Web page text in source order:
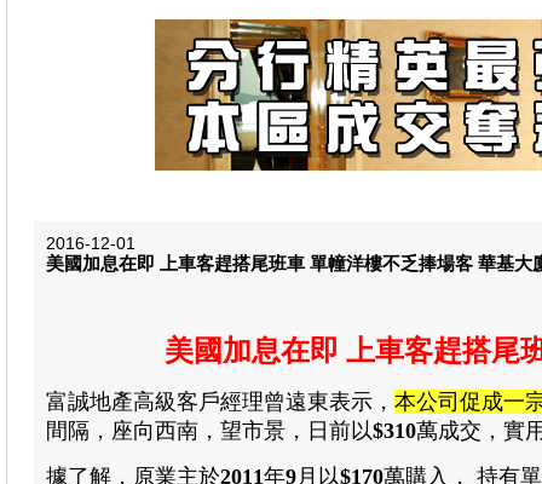
2016-12-01
美國加息在即 上車客趕搭尾班車 單幢洋樓不乏捧場客 華基大
美國加息在即 上車客趕搭尾
富誠地產高級客戶經理曾遠東表示 ， 本公司促成一
間隔 ， 座向西南 ， 望市景 ， 日前以$310萬成交 ， 實
據了解 ， 原業主於2011年9月以$170萬購入 ， 持有